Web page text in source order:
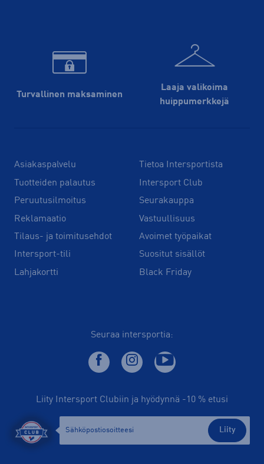
Turvallinen maksaminen
Laaja valikoima
huippu­merkkejä
Asiakaspalvelu
Tuotteiden palautus
Peruutusilmoitus
Reklamaatio
Tilaus- ja toimitusehdot
Intersport-tili
Lahjakortti
Tietoa Intersportista
Intersport Club
Seurakauppa
Vastuullisuus
Avoimet työpaikat
Suositut sisällöt
Black Friday
Seuraa intersportia:
Liity Intersport Clubiin ja hyödynnä -10 % etusi
Liity